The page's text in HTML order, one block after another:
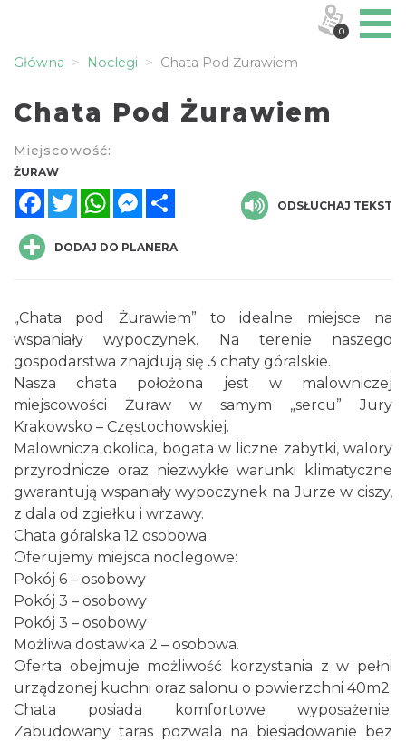
Główna Noclegi Chata Pod Żurawiem
Chata Pod Żurawiem
Miejscowość:
ŻURAW
FacebookTwitterWhatsAppMessenger
ODSŁUCHAJ TEKST
DODAJ DO PLANERA
„Chata pod Żurawiem” to idealne miejsce na
wspaniały wypoczynek. Na terenie naszego
gospodarstwa znajdują się 3 chaty góralskie.
Nasza chata położona jest w malowniczej
miejscowości Żuraw w samym „sercu” Jury
Krakowsko – Częstochowskiej.
Malownicza okolica, bogata w liczne zabytki, walory
przyrodnicze oraz niezwykłe warunki klimatyczne
gwarantują wspaniały wypoczynek na Jurze w ciszy,
z dala od zgiełku i wrzawy.
Chata góralska 12 osobowa
Oferujemy miejsca noclegowe:
Pokój 6 – osobowy
Pokój 3 – osobowy
Pokój 3 – osobowy
Możliwa dostawka 2 – osobowa.
Oferta obejmuje możliwość korzystania z w pełni
urządzonej kuchni oraz salonu o powierzchni 40m2.
Chata posiada komfortowe wyposażenie.
Zabudowany taras pozwala na biesiadowanie bez
0